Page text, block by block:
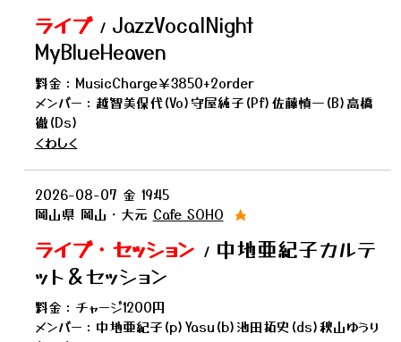
ライブ / JazzVocalNight
MyBlueHeaven
料金：MusicCharge￥3850+2order
メンバー：越智美保代(Vo)守屋純子(Pf)佐藤慎一(B)高橋
徹(Ds)
くわしく
2026-08-07 金 19:45
岡山県 岡山・大元 Cafe SOHO ★
ライブ・セッション / 中地亜紀子カルテ
ット＆セッション
料金：チャージ1200円
メンバー：中地亜紀子(p)Yasu(b)池田拓史(ds)秋山ゆうり